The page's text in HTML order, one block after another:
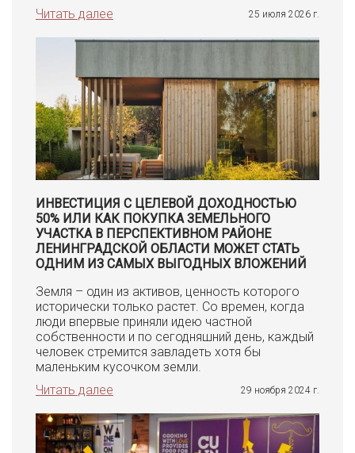
Читать далее
25 июля 2026 г.
ИНВЕСТИЦИЯ С ЦЕЛЕВОЙ ДОХОДНОСТЬЮ
50% ИЛИ КАК ПОКУПКА ЗЕМЕЛЬНОГО
УЧАСТКА В ПЕРСПЕКТИВНОМ РАЙОНЕ
ЛЕНИНГРАДСКОЙ ОБЛАСТИ МОЖЕТ СТАТЬ
ОДНИМ ИЗ САМЫХ ВЫГОДНЫХ ВЛОЖЕНИЙ
Земля – один из активов, ценность которого
исторически только растет. Со времен, когда
люди впервые приняли идею частной
собственности и по сегодняшний день, каждый
человек стремится завладеть хотя бы
маленьким кусочком земли.
Читать далее
29 ноября 2024 г.